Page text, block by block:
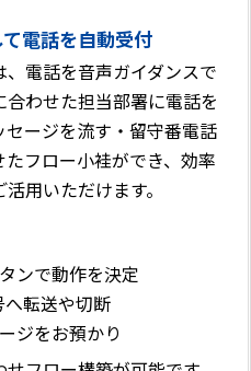
電話を自動受付
電話を音声ガイダンスで
わせた担当部署に電話を
ージを流す・留守番電話
フロー小袿ができ、効率
用いただけます。
ンで動作を決定
転送や切断
ジをお預かり